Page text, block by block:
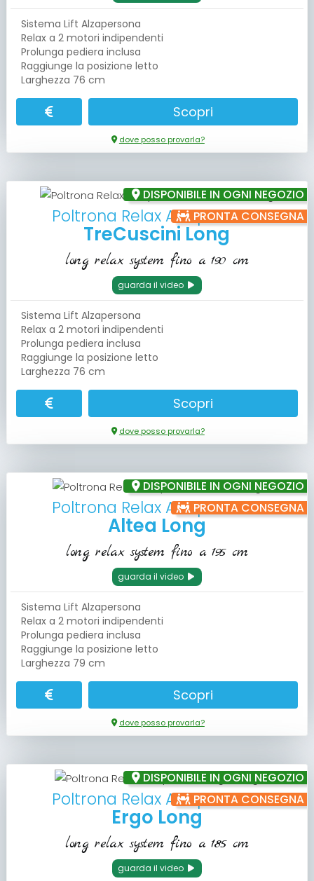
Sistema Lift Alzapersona
Relax a 2 motori indipendenti
Prolunga pediera inclusa
Raggiunge la posizione letto
Larghezza 76 cm
Scopri
dove posso provarla?
DISPONIBILE IN OGNI NEGOZIO
PRONTA CONSEGNA
Poltrona Relax Alzapersona
TreCuscini Long
long relax system fino a 190 cm
guarda il video
Sistema Lift Alzapersona
Relax a 2 motori indipendenti
Prolunga pediera inclusa
Raggiunge la posizione letto
Larghezza 76 cm
Scopri
dove posso provarla?
DISPONIBILE IN OGNI NEGOZIO
PRONTA CONSEGNA
Poltrona Relax Alzapersona
Altea Long
long relax system fino a 195 cm
guarda il video
Sistema Lift Alzapersona
Relax a 2 motori indipendenti
Prolunga pediera inclusa
Raggiunge la posizione letto
Larghezza 79 cm
Scopri
dove posso provarla?
DISPONIBILE IN OGNI NEGOZIO
PRONTA CONSEGNA
Poltrona Relax Alzapersona
Ergo Long
long relax system fino a 185 cm
guarda il video